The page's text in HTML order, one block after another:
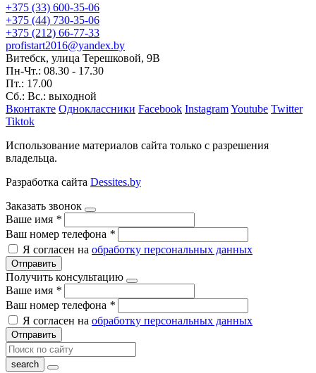
+375 (33) 600-35-06
+375 (44) 730-35-06
+375 (212) 66-77-33
profistart2016@yandex.by
Витебск, улица Терешковой, 9В
Пн-Чт.: 08.30 - 17.30
Пт.: 17.00
Сб.: Вс.: выходной
Вконтакте Одноклассники Facebook InstagramYoutube Twitter
Tiktok
Использование материалов сайта только с разрешения
владельца.
Разработка сайта Dessites.by
Заказать звонок
Ваше имя *
Ваш номер телефона *
Я согласен на обработку персональных данных
Отправить
Получить консультацию
Ваше имя *
Ваш номер телефона *
Я согласен на обработку персональных данных
Отправить